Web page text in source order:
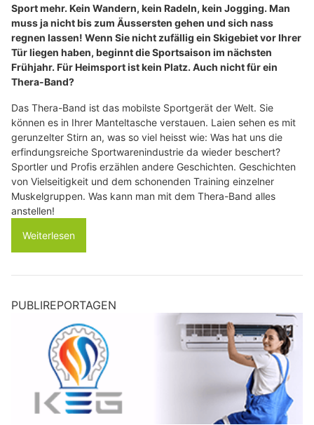
Sport mehr. Kein Wandern, kein Radeln, kein Jogging. Man
muss ja nicht bis zum Äussersten gehen und sich nass
regnen lassen! Wenn Sie nicht zufällig ein Skigebiet vor Ihrer
Tür liegen haben, beginnt die Sportsaison im nächsten
Frühjahr. Für Heimsport ist kein Platz. Auch nicht für ein
Thera-Band?
Das Thera-Band ist das mobilste Sportgerät der Welt. Sie
können es in Ihrer Manteltasche verstauen. Laien sehen es mit
gerunzelter Stirn an, was so viel heisst wie: Was hat uns die
erfindungsreiche Sportwarenindustrie da wieder beschert?
Sportler und Profis erzählen andere Geschichten. Geschichten
von Vielseitigkeit und dem schonenden Training einzelner
Muskelgruppen. Was kann man mit dem Thera-Band alles
anstellen!
Weiterlesen
PUBLIREPORTAGEN